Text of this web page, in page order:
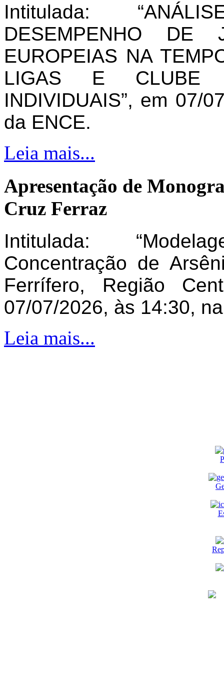
Intitulada:
DESEMPENHO DE
EUROPEIAS NA
LIGAS E CLUBE
INDIVIDUAIS”, em 07/
da ENCE.
Leia mais...
Apresentação de
Cruz Ferraz
Intitulada:
Concentração de
Ferrífero, Região
07/07/2026, às 14:30,
Leia mais...